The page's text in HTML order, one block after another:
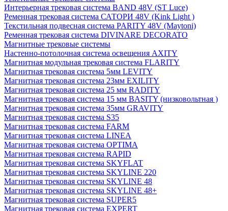
Интерьерная трековая система BAND 48V (ST Luce)
Ременная трековая система САТОРИ 48V (Kink Light )
Текстильная подвесная система PARITY 48V (Maytoni)
Ременная трековая система DIVINARE DECORATO
Магнитные трековые системы
Настенно-потолочная система освещения AXITY
Магнитная модульная трековая система FLARITY
Магнитная трековая система 5мм LEVITY
Магнитная трековая система 23мм EXILITY
Магнитная трековая система 25 мм RADITY
Магнитная трековая система 15 мм BASITY (низковольтная )
Магнитная трековая система 35мм GRAVITY
Магнитная трековая система S35
Магнитная трековая система FARM
Магнитная трековая система LINEA
Магнитная трековая система OPTIMA
Магнитная трековая система RAPID
Магнитная трековая система SKYFLAT
Магнитная трековая система SKYLINE 220
Магнитная трековая система SKYLINE 48
Магнитная трековая система SKYLINE 48+
Магнитная трековая система SUPER5
Магнитная трековая система EXPERT